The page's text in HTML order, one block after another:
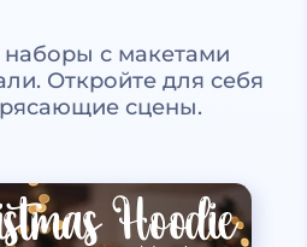
с макетами
Откройте для себя
сцены.